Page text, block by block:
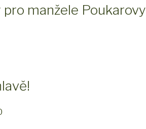
pro manžele Poukarovy